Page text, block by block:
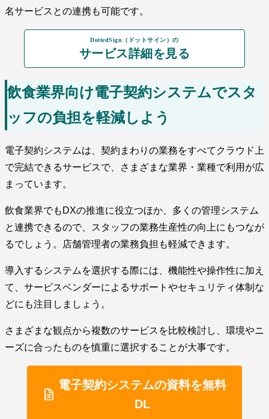
名サービスとの連携も可能です。
DottedSign（ドットサイン）の
サービス詳細を見る
飲食業界向け電子契約システムでスタ
ッフの負担を軽減しよう
電子契約システムは、契約まわりの業務をすべてクラウド上
で完結できるサービスで、さまざまな業界・業種で利用が広
まっています。
飲食業界でもDXの推進に役立つほか、多くの管理システム
と連携できるので、スタッフの業務生産性の向上にもつなが
るでしょう。店舗管理者の業務負担も軽減できます。
導入するシステムを選択する際には、機能性や操作性に加え
て、サービスベンダーによるサポートやセキュリティ体制な
どにも注目しましょう。
さまざまな観点から複数のサービスを比較検討し、環境やニ
ーズに合ったものを慎重に選択することが大事です。
電子契約システムの資料を無料
DL